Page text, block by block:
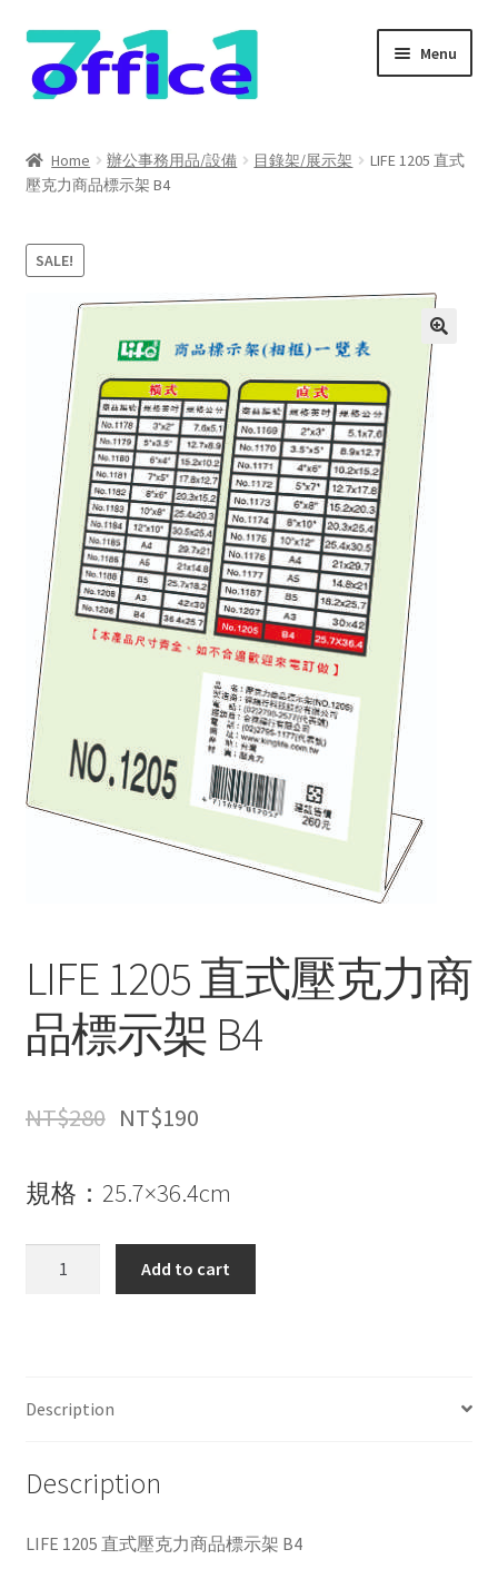
Skip
to
navigation
Skip
to
content
Menu
我的帳號
結帳
聯絡我們
購物車
關於我們
防詐騙聲明
Home 辦公事務用品/設備 目錄架/展示架
LIFE 1205 直式
壓克力商品標示架 B4
SALE!
LIFE 1205 直式壓克力商
品標示架 B4
NT$280 NT$190
規格：25.7×36.4cm
品
示
Add to cart
Description
Description
LIFE 1205 直式壓克力商品標示架 B4